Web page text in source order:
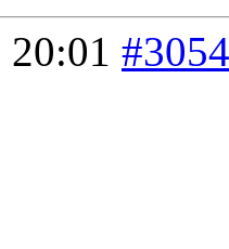
20:01 #3054